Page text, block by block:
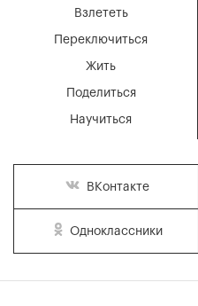
Взлететь
Переключиться
Жить
Поделиться
Научиться
ВКонтакте
Одноклассники